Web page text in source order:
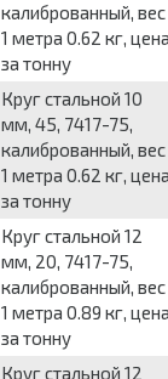
калиброванный, вес
1 метра 0.62 кг, цена
за тонну
Круг стальной 10
мм, 45, 7417-75,
калиброванный, вес
1 метра 0.62 кг, цена
за тонну
Круг стальной 12
мм, 20, 7417-75,
калиброванный, вес
1 метра 0.89 кг, цена
за тонну
Круг стальной 12